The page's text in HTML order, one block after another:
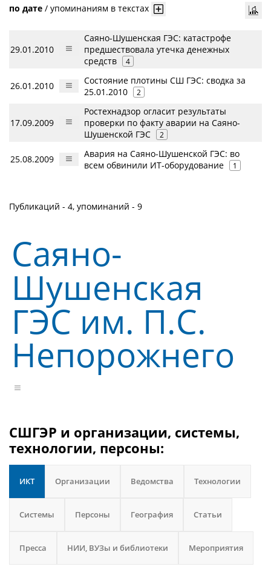
по дате / упоминаниям в текстах
29.01.2010
Саяно-Шушенская ГЭС: катастрофе
предшествовала утечка денежных
средств
4
26.01.2010
Состояние плотины СШ ГЭС: сводка за
25.01.2010
2
17.09.2009
Ростехнадзор огласит результаты
проверки по факту аварии на Саяно-
Шушенской ГЭС
2
25.08.2009
Авария на Саяно-Шушенской ГЭС: во
всем обвинили ИТ-оборудование
1
Публикаций - 4, упоминаний - 9
Саяно-
Шушенская
ГЭС им. П.С.
Непорожнего
СШГЭР и организации, системы,
технологии, персоны:
ИКТ Организации Ведомства Технологии
Системы Персоны География Статьи
Пресса НИИ, ВУЗы и библиотеки Мероприятия